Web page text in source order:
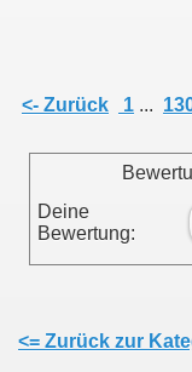
<- Zurück 1 ...
Deine
Bewertung:
<= Zurück zur